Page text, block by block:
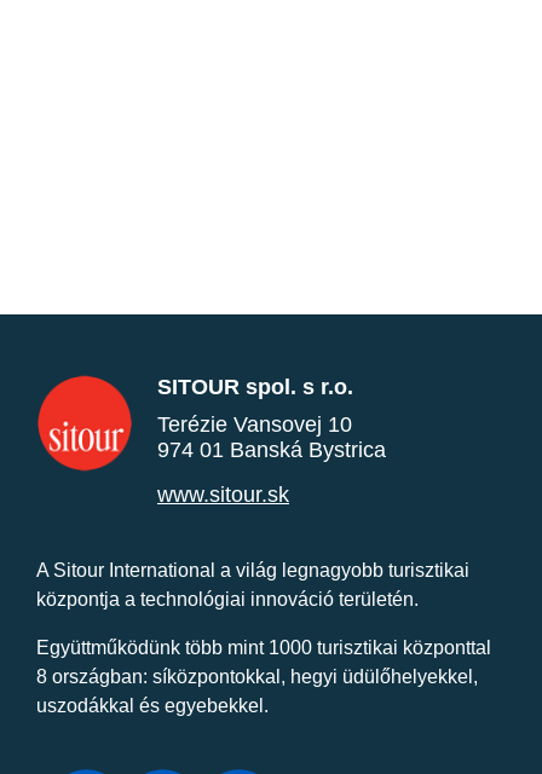
SITOUR spol. s r.o.
Terézie Vansovej 10
974 01 Banská Bystrica
www.sitour.sk
A Sitour International a világ legnagyobb turisztikai
központja a technológiai innováció területén.
Együttműködünk több mint 1000 turisztikai központtal
8 országban: síközpontokkal, hegyi üdülőhelyekkel,
uszodákkal és egyebekkel.